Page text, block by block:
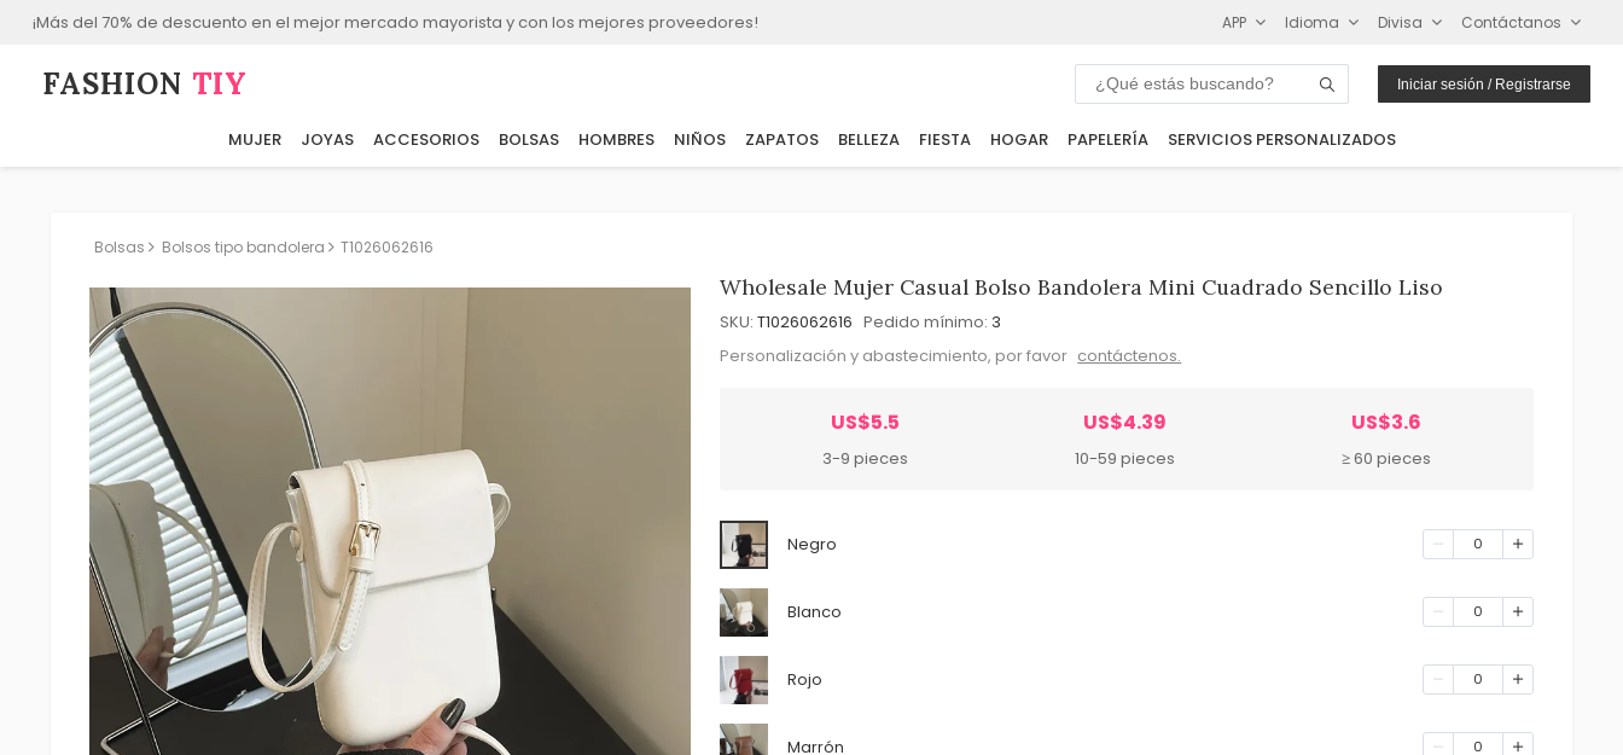
¡Más del 70% de descuento en el mejor mercado mayorista y con los mejores proveedores! APP Idioma Divisa Contáctanos
FASHION⁠ TIY Iniciar sesión / Registrarse
MUJER JOYAS ACCESORIOS BOLSAS HOMBRES NIÑOS ZAPATOS BELLEZA FIESTA HOGAR PAPELERÍA SERVICIOS PERSONALIZADOS
Bolsas Bolsos tipo bandolera T1026062616
Wholesale Mujer Casual Bolso Bandolera Mini Cuadrado Sencillo Liso
SKU: T1026062616 Pedido mínimo: 3
Personalización y abastecimiento, por favor contáctenos.
US$5.5
3-9 pieces
US$4.39
10-59 pieces
US$3.6
≥ 60 pieces
Negro 0
Blanco 0
Rojo 0
Marrón 0